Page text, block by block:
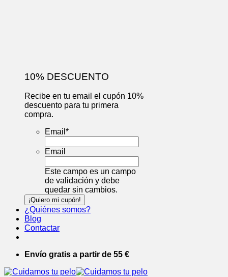
10% DESCUENTO
Recibe en tu email el cupón 10%
descuento para tu primera
compra.
Email *
Email
Este campo es un campo
de validación y debe
quedar sin cambios.
¿Quiénes somos?
Blog
Contactar
Envío gratis a partir de 55 €